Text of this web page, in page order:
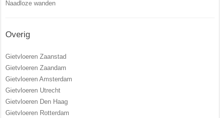
Naadloze wanden
Overig
Gietvloeren Zaanstad
Gietvloeren Zaandam
Gietvloeren Amsterdam
Gietvloeren Utrecht
Gietvloeren Den Haag
Gietvloeren Rotterdam